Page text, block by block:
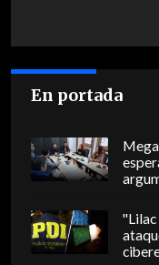
En portada